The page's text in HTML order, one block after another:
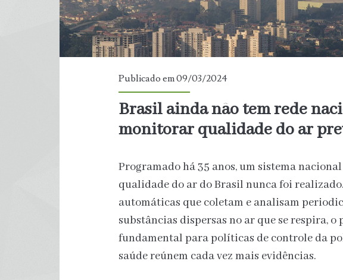
Publicado em 09/03/2024
Brasil ainda não tem rede
monitorar qualidade do ar
Programado há 35 anos, um sistema
qualidade do ar do Brasil nunca foi
automáticas que coletam e analisam
substâncias dispersas no ar que se respira,
fundamental para políticas de controle da
saúde reúnem cada vez mais evidências.